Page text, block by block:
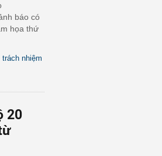
báo có
họa thứ
trách nhiệm
20